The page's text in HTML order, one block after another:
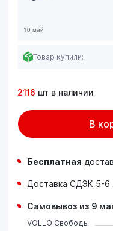
Товар купили:
2116 шт в наличии
В
Бесплатная
Доставка СДЭК 5-6
Самовывоз из 9
VOLLO Свободы